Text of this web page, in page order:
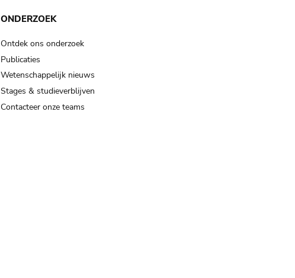
ONDERZOEK
Ontdek ons onderzoek
Publicaties
Wetenschappelijk nieuws
Stages & studieverblijven
Contacteer onze teams